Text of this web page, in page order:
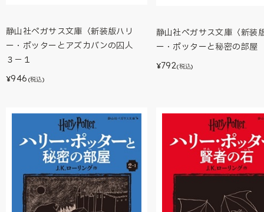
静山社ペガサス文庫〈新装版ハリ
ー・ポッターとアズカバンの囚人
３－１
¥946 (税込)
静山社ペガサス文庫〈新装
ー・ポッターと秘密の部
¥792(税込)